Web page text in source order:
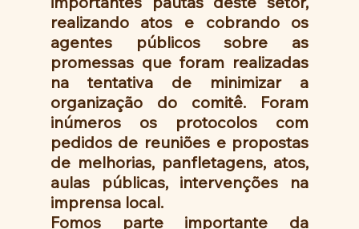
realizando atos e cobrando os
agentes públicos sobre as
promessas que foram realizadas
na tentativa de minimizar a
organização do comitê. Foram
inúmeros os protocolos com
pedidos de reuniões e propostas
de melhorias, panfletagens, atos,
aulas públicas, intervenções na
imprensa local.
Fomos parte importante da